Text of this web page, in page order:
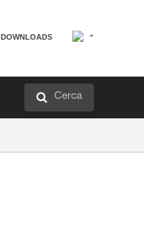
DOWNLOADS
Cerca